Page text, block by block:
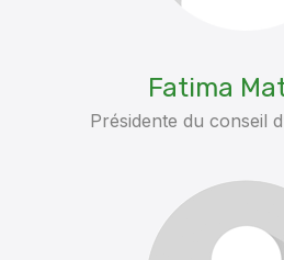
Fatima
Présidente du conseil